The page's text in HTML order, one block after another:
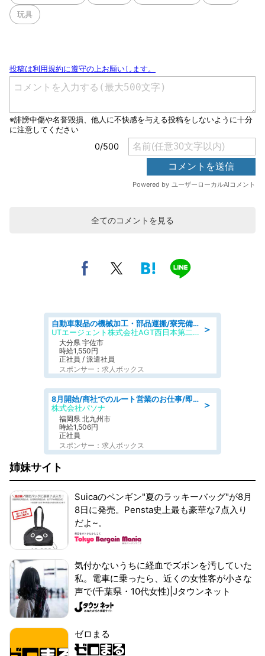
玩具
全てのコメントを見る
＞
自動車製品の機械加工・部品運搬/寮完備/日払い/工場・製造
UTエージェント株式会社AGT西日本第二CU
大分県 宇佐市
時給1,550円
正社員 / 派遣社員
スポンサー：求人ボックス
＞
8月開始/商社でのルート営業のお仕事/即日勤務可/車通勤可/営業
株式会社パソナ
福岡県 北九州市
時給1,506円
正社員
スポンサー：求人ボックス
姉妹サイト
Suicaのペンギン"夏のラッキーバッグ"が8月
8日に発売。Pensta史上最も豪華な7点入り
だよ~。
気付かないうちに経血でズボンを汚していた
私。電車に乗ったら、近くの女性客が小さな
声で(千葉県・10代女性)|Jタウンネット
ゼロまる